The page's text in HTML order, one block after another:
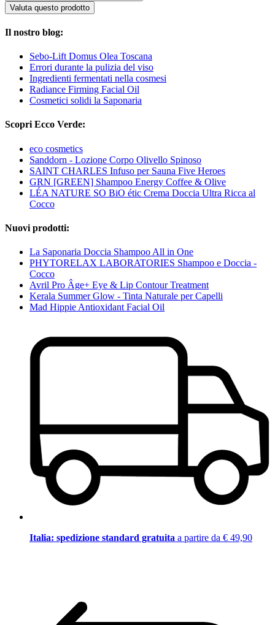
Valuta questo prodotto
Il nostro blog:
Sebo-Lift Domus Olea Toscana
Errori durante la pulizia del viso
Ingredienti fermentati nella cosmesi
Radiance Firming Facial Oil
Cosmetici solidi la Saponaria
Scopri Ecco Verde:
eco cosmetics
Sanddorn - Lozione Corpo Olivello Spinoso
SAINT CHARLES Infuso per Sauna Five Heroes
GRN [GREEN] Shampoo Energy Coffee & Olive
LÉA NATURE SO BiO étic Crema Doccia Ultra Ricca al
Cocco
Nuovi prodotti:
La Saponaria Doccia Shampoo All in One
PHYTORELAX LABORATORIES Shampoo e Doccia -
Cocco
Avril Pro Âge+ Eye & Lip Contour Treatment
Kerala Summer Glow - Tinta Naturale per Capelli
Mad Hippie Antioxidant Facial Oil
Italia: spedizione standard gratuita a partire da € 49,90